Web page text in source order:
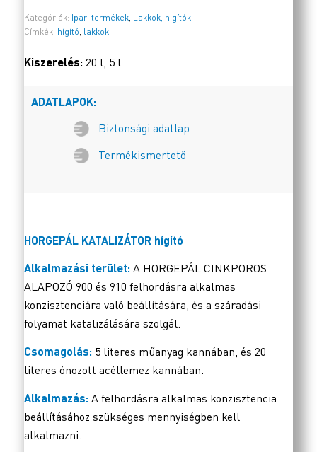
Kategóriák: Ipari termékek, Lakkok, higítók
Címkék: hígító, lakkok
Kiszerelés: 20 l, 5 l
ADATLAPOK:
Biztonsági adatlap
Termékismertető
HORGEPÁL KATALIZÁTOR hígító
Alkalmazási terület: A HORGEPÁL CINKPOROS
ALAPOZÓ 900 és 910 felhordásra alkalmas
konzisztenciára való beállítására, és a száradási
folyamat katalizálására szolgál.
Csomagolás: 5 literes műanyag kannában, és 20
literes ónozott acéllemez kannában.
Alkalmazás: A felhordásra alkalmas konzisztencia
beállításához szükséges mennyiségben kell
alkalmazni.